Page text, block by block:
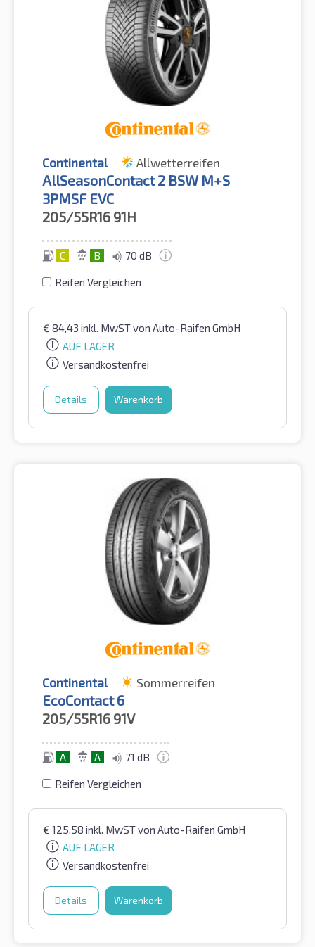
Continental Allwetterreifen
AllSeasonContact 2 BSW M+S
3PMSF EVC
205/55R16 91H
C B 70 dB
Reifen Vergleichen
€ 84,43 inkl. MwSTvon Auto-Raifen GmbH
AUF LAGER
Versandkostenfrei
Details Warenkorb
Continental Sommerreifen
EcoContact 6
205/55R16 91V
A A 71 dB
Reifen Vergleichen
€ 125,58 inkl. MwSTvon Auto-Raifen GmbH
AUF LAGER
Versandkostenfrei
Details Warenkorb